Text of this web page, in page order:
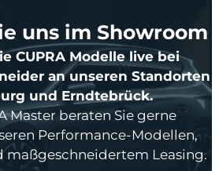
uns im Showroom
CUPRA Modelle live bei
an unseren Standorten
und Erndtebrück.
Master beraten Sie gerne
Performance-Modellen,
maßgeschneidertem Leasing.